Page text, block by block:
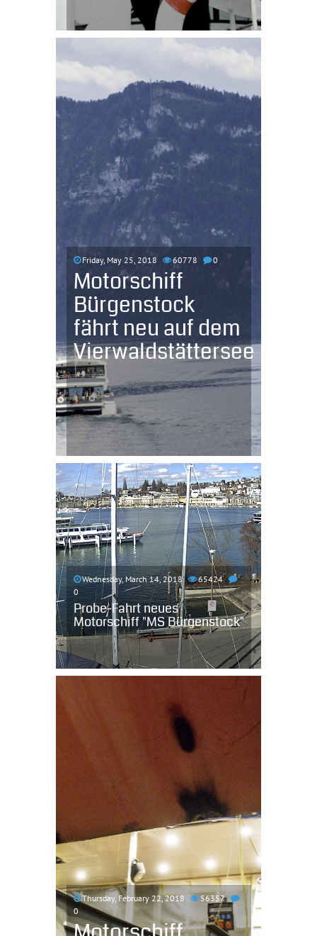
Friday, May 25, 2018 60778 0
Motorschiff
Bürgenstock
fährt neu auf dem
Vierwaldstättersee
Wednesday, March 14, 2018
65424
0
Probe-Fahrt neues
Motorschiff "MS Bürgenstock"
Thursday, February 22, 2018
56357
0